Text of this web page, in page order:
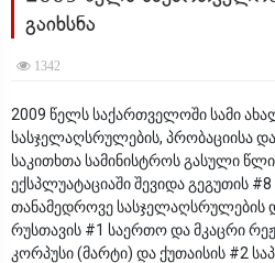
გაიხსნა
1342
2009 წელს საქართველოში სამი
სასჯელაღსრულების, პრობაციისა
საკითხთა სამინისტროს გასული
ექსპლუატაციაში შევიდა გეგუთის
თანამედროვე სასჯელაღსრულების
რუსთავის #1 საერთო და მკაცრი
კორპუსი (მარტი) და ქუთაისის #2